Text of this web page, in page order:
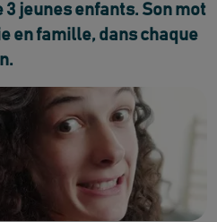
jeunes enfants. Son mot
en famille, dans chaque